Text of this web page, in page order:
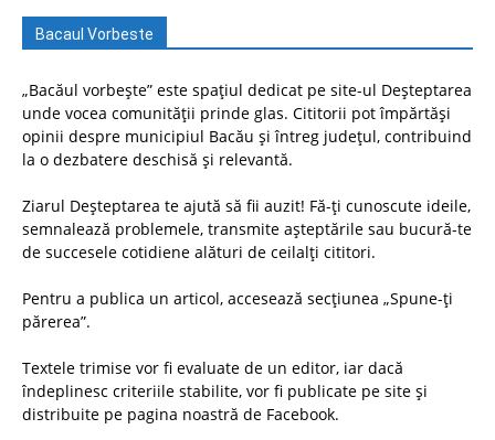
Bacaul Vorbeste
„Bacăul vorbește” este spațiul dedicat pe site-ul Deșteptarea
unde vocea comunității prinde glas. Cititorii pot împărtăși
opinii despre municipiul Bacău și întreg județul, contribuind
la o dezbatere deschisă și relevantă.
Ziarul Deșteptarea te ajută să fii auzit! Fă-ți cunoscute ideile,
semnalează problemele, transmite așteptările sau bucură-te
de succesele cotidiene alături de ceilalți cititori.
Pentru a publica un articol, accesează secțiunea „Spune-ți
părerea”.
Textele trimise vor fi evaluate de un editor, iar dacă
îndeplinesc criteriile stabilite, vor fi publicate pe site și
distribuite pe pagina noastră de Facebook.